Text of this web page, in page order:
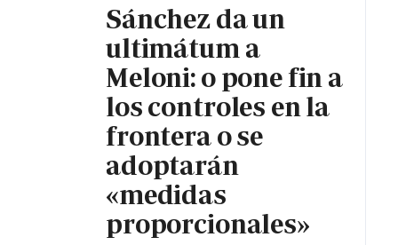
Sánchez da un
ultimátum a
Meloni: o pone fin a
los controles en la
frontera o se
adoptarán
«medidas
proporcionales»